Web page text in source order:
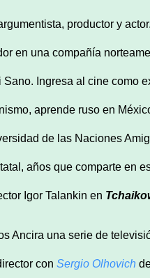
productor y
en una compañía
Ingresa al cine como
aprende ruso en
de las Naciones
años que comparte en
Igor Talankin en
Ancira una serie de
con Sergio Olhovich